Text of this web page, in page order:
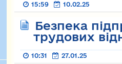
15:59 10.02.25
Безпека
трудових
10:31 27.01.25